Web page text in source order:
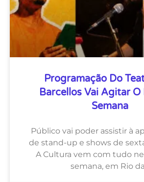
Programação Do
Barcellos Vai Agitar O
Semana
Público vai poder assistir à
de stand-up e shows de
A Cultura vem com tudo
semana, em Rio